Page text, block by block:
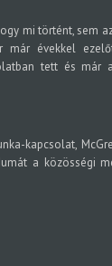
mi történt, sem
évekkel
tett és már
kapcsolat,
a közösségi